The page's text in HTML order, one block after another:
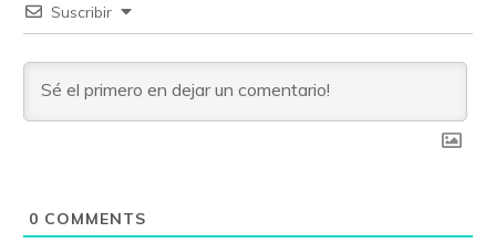
Suscribir
0 COMMENTS